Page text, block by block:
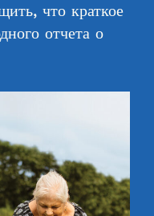
что краткое
отчета о